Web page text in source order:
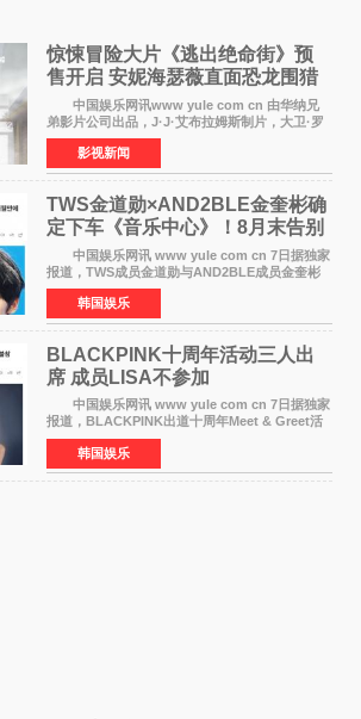
惊悚冒险大片《逃出绝命街》预
售开启 安妮海瑟薇直面恐龙围猎
中国娱乐网讯www yule com cn 由华纳兄
弟影片公司出品，J·J·艾布拉姆斯制片，大卫·罗
伯特·米切尔执导，好莱坞巨星安妮·海瑟薇和伊万
·麦克格雷格领衔主演的2026暑期惊悚冒险大片
《逃出绝
影视新闻
TWS金道勋×AND2BLE金奎彬确
定下车《音乐中心》！8月末告别
MC席位
中国娱乐网讯 www yule com cn 7日据独家
报道，TWS成员金道勋与AND2BLE成员金奎彬
将于8月离开《音乐中心》MC的位置。 金道
勋与金奎彬于去年3月与H2H A-NA一起被选为
《音乐中心》MC，约1
韩国娱乐
BLACKPINK十周年活动三人出
席 成员LISA不参加
中国娱乐网讯 www yule com cn 7日据独家
报道，BLACKPINK出道十周年Meet & Greet活
动将由智秀、ROS&Eacute;、JENNIE出席，
LISA将缺席。 此前BLACKPINK所属社YG并
未为组合出道十周年做
韩国娱乐